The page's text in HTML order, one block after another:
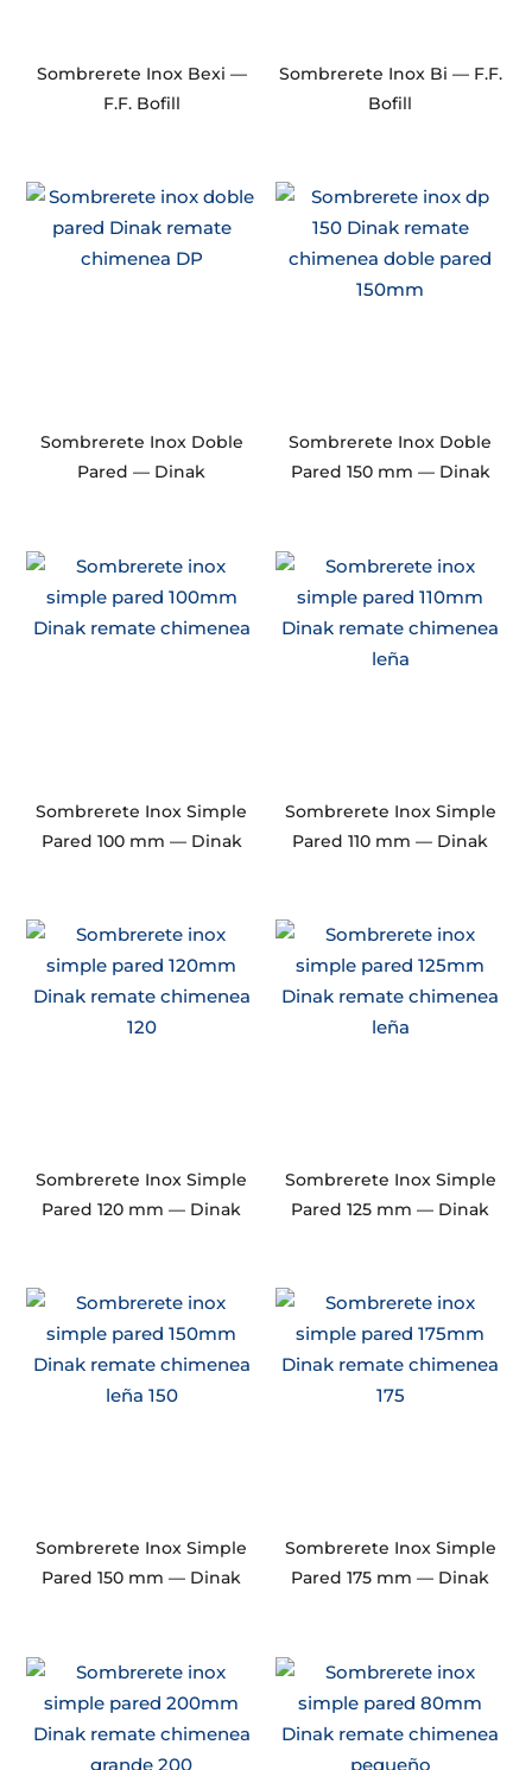
Sombrerete Inox Bexi —
F.F. Bofill
Sombrerete Inox Bi — F.F.
Bofill
Sombrerete Inox Doble
Pared — Dinak
Sombrerete Inox Doble
Pared 150 mm — Dinak
Sombrerete Inox Simple
Pared 100 mm — Dinak
Sombrerete Inox Simple
Pared 110 mm — Dinak
Sombrerete Inox Simple
Pared 120 mm — Dinak
Sombrerete Inox Simple
Pared 125 mm — Dinak
Sombrerete Inox Simple
Pared 150 mm — Dinak
Sombrerete Inox Simple
Pared 175 mm — Dinak